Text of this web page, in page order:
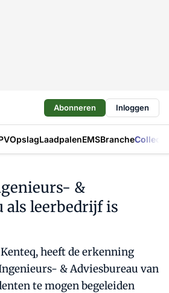
Abonneren Inloggen
OpslagLaadpalenEMSBranche
&
als leerbedrijf is
heeft de erkenning
& Adviesbureau van
te mogen begeleiden